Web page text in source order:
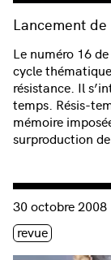
Lancement
Le numéro 16
cycle
résistance. Il
temps. Résis-
mémoire
surproduction
Consulter «
30 octobre 2008
Étiquette(s)
revue